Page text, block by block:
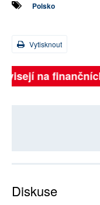
Polsko
Vytisknout
na finančních
Diskuse